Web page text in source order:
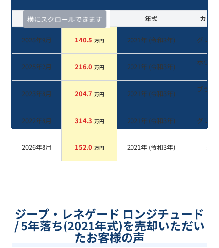
横にスクロールできます
査定時期 セルカ実績 年式 カラー
2025年9月 140.5 万円 2021年 (令和3年) グレー
2025年2月 216.0 万円 2021年 (令和3年)
ホワイ
系
2023年8月 204.7 万円 2021年 (令和3年)
ブラッ
系
2022年8月 314.3 万円 2021年 (令和3年) グレー
2026年8月 152.0 万円 2021年 (令和3年) 系
ジープ・レネゲード ロンジチュード
/ 5年落ち(2021年式)を売却いただい
たお客様の声